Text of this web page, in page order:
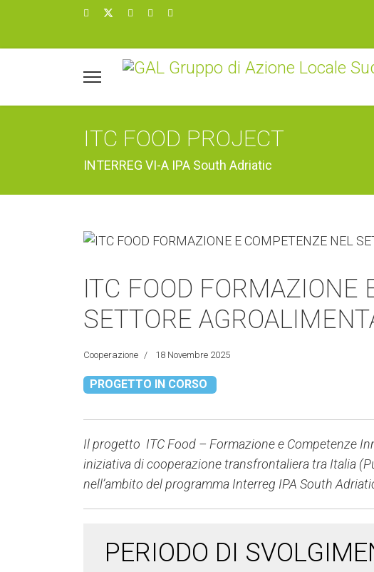
ITC FOOD PROJECT
INTERREG VI-A IPA South Adriatic
ITC FOOD FORMAZIONE
SETTORE
Cooperazione 18 Novembre 2025
PROGETTO IN CORSO
Il progetto ITC Food – Formazione e Competenze
iniziativa di cooperazione transfrontaliera tra Italia
nell’ambito del programma Interreg IPA South
PERIODO DI